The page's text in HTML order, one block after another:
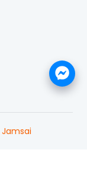
Jamsai